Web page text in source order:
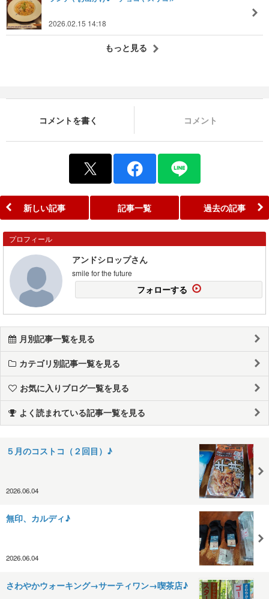
2026.02.15 14:18
もっと見る
コメントを書く コメント
新しい記事 記事一覧 過去の記事
プロフィール
アンドシロップさん
smile for the future
フォローする
月別記事一覧を見る
カテゴリ別記事一覧を見る
お気に入りブログ一覧を見る
よく読まれている記事一覧を見る
５月のコストコ（２回目）♪
2026.06.04
無印、カルディ♪
2026.06.04
さわやかウォーキング→サーティワン→喫茶店♪